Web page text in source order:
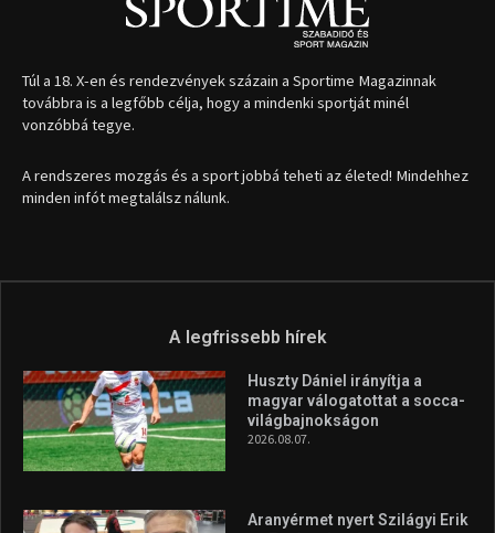
Túl a 18. X-en és rendezvények százain a Sportime Magazinnak
továbbra is a legfőbb célja, hogy a mindenki sportját minél
vonzóbbá tegye.
A rendszeres mozgás és a sport jobbá teheti az életed! Mindehhez
minden infót megtalálsz nálunk.
A legfrissebb hírek
Huszty Dániel irányítja a
magyar válogatottat a socca-
világbajnokságon
2026.08.07.
Aranyérmet nyert Szilágyi Erik